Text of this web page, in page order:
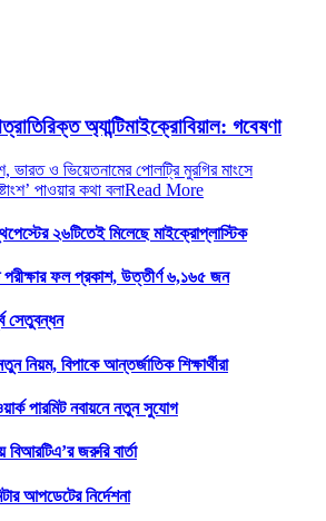
অ্যান্টিমাইক্রোবিয়াল: গবেষণা
ভারত ও ভিয়েতনামের পোলট্রি মুরগির মাংসে
পাওয়ার কথা বলাRead More
২৬টিতেই মিলেছে মাইক্রোপ্লাস্টিক
পরীক্ষার ফল প্রকাশ, উত্তীর্ণ ৬,১৬৫ জন
সেতুবন্ধন
নিয়ম, বিপাকে আন্তর্জাতিক শিক্ষার্থীরা
পারমিট নবায়নে নতুন সুযোগ
বিআরটিএ’র জরুরি বার্তা
আপডেটের নির্দেশনা